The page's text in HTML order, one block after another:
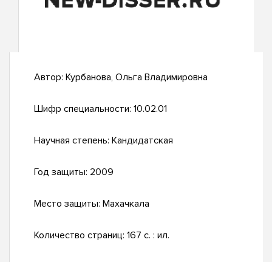
Автор: Курбанова, Ольга Владимировна
Шифр специальности: 10.02.01
Научная степень: Кандидатская
Год защиты: 2009
Место защиты: Махачкала
Количество страниц: 167 с. : ил.